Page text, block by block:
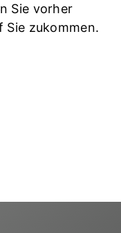
Sie vorher
zukommen.